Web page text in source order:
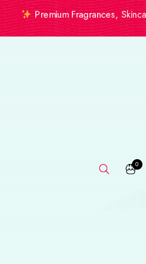
Premium Fragrances,
0